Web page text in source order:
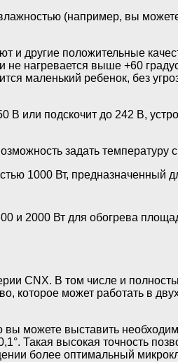
(например, вы
и другие положительные
нагревается выше +60
маленький ребенок, без
или подскочит до 242 В,
задать температуру с
1000 Вт,
и 2000 Вт для обогрева
CNX. В том числе и
которое может работать в
можете выставить
Такая высокая точность
более оптимальный